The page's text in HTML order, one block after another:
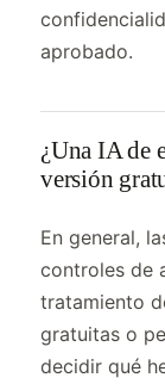
aprobado.
¿Una IA de
versión
En general,
controles de
tratamiento
gratuitas o
decidir qué